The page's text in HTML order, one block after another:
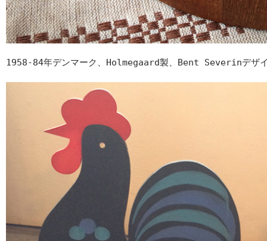
1958-84年デンマーク、Holmegaard製、Bent Severinデザ